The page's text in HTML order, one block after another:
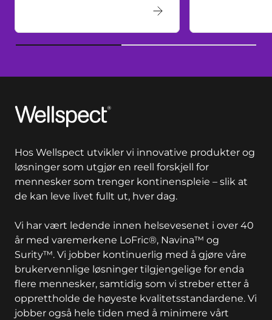
Wellspect
Hos Wellspect utvikler vi innovative produkter og
løsninger som utgjør en reell forskjell for
mennesker som trenger kontinenspleie – slik at
de kan leve livet fullt ut, hver dag.
Vi har vært ledende innen helsevesenet i over 40
år med varemerkene LoFric®, Navina™ og
Surity™. Vi jobber kontinuerlig med å gjøre våre
brukervennlige løsninger tilgjengelige for enda
flere mennesker, samtidig som vi streber etter å
opprettholde de høyeste kvalitetsstandardene. Vi
jobber også hele tiden med å minimere vårt